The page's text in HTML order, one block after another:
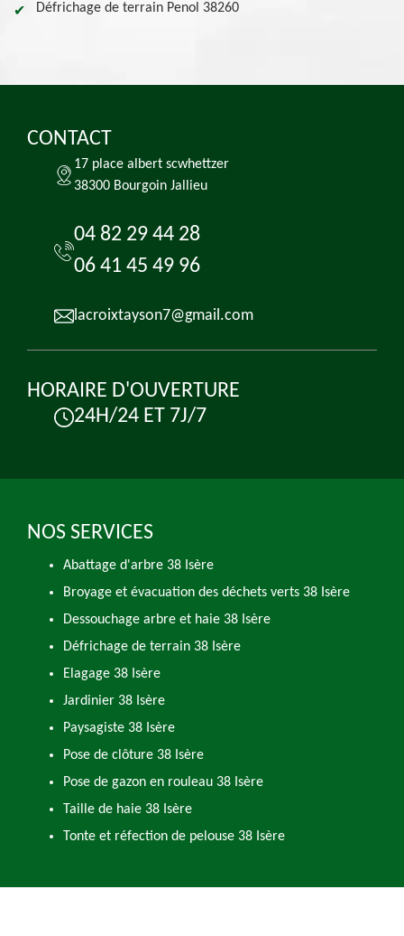
Défrichage de terrain Penol 38260
CONTACT
17 place albert scwhettzer
38300 Bourgoin Jallieu
04 82 29 44 28
06 41 45 49 96
lacroixtayson7@gmail.com
HORAIRE D'OUVERTURE
24H/24 ET 7J/7
NOS SERVICES
Abattage d'arbre 38 Isère
Broyage et évacuation des déchets verts 38 Isère
Dessouchage arbre et haie 38 Isère
Défrichage de terrain 38 Isère
Elagage 38 Isère
Jardinier 38 Isère
Paysagiste 38 Isère
Pose de clôture 38 Isère
Pose de gazon en rouleau 38 Isère
Taille de haie 38 Isère
Tonte et réfection de pelouse 38 Isère